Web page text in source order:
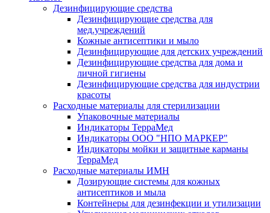
Дезинфицирующие средства
Дезинфицирующие средства для
мед.учреждений
Кожные антисептики и мыло
Дезинфицирующие для детских учреждений
Дезинфицирующие средства для дома и
личной гигиены
Дезинфицирующие средства для индустрии
красоты
Расходные материалы для стерилизации
Упаковочные материалы
Индикаторы ТерраМед
Индикаторы ООО "НПО МАРКЕР"
Индикаторы мойки и защитные карманы
ТерраМед
Расходные материалы ИМН
Дозирующие системы для кожных
антисептиков и мыла
Контейнеры для дезинфекции и утилизации